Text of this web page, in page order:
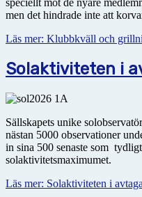
speciellt mot de nyare
men det hindrade inte att
Läs mer: Klubbkväll och
Solaktiviteten i
Sällskapets unike
nästan 5000 observationer
in sina 500 senaste som
solaktivitetsmaximumet.
Läs mer: Solaktiviteten i